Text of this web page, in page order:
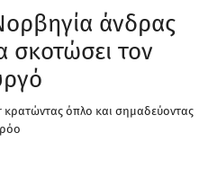
άνδρας
σκοτώσει τον
κρατώντας όπλο και σημαδεύοντας